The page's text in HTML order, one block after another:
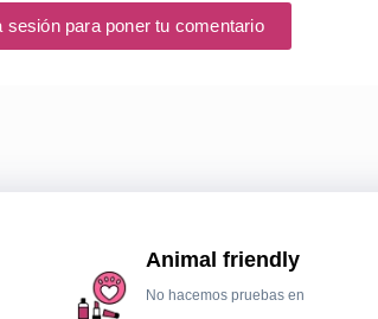
sesión para poner tu comentario
Animal friendly
No hacemos pruebas en